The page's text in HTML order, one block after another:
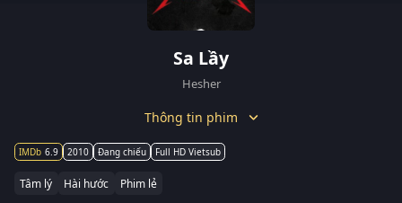
Sa Lầy
Hesher
Thông tin phim
6.9 2010 Đang chiếu Full HD Vietsub
Tâm lý Hài hước Phim lẻ